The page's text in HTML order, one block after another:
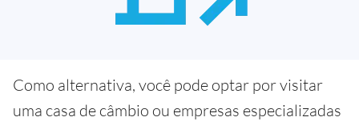
Como alternativa, você pode optar por visitar
uma casa de câmbio ou empresas especializadas